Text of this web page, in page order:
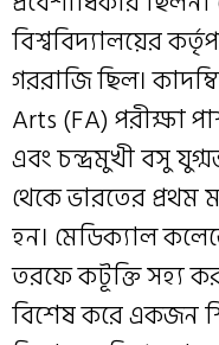
বিশ্ববিদ্যালয়ের
গররাজি ছিল।
Arts (FA) পরীক্ষা
এবং চন্দ্রমুখী বসু
থেকে ভারতের প্রথম
হন। মেডিক্যাল
তরফে কটূক্তি সহ্য
বিশেষ করে একজন